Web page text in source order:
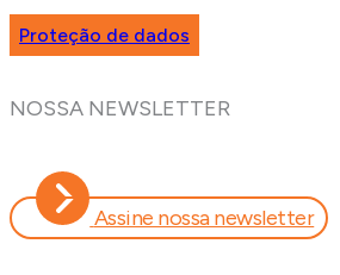
Proteção de dados
NOSSA NEWSLETTER
Assine nossa newsletter